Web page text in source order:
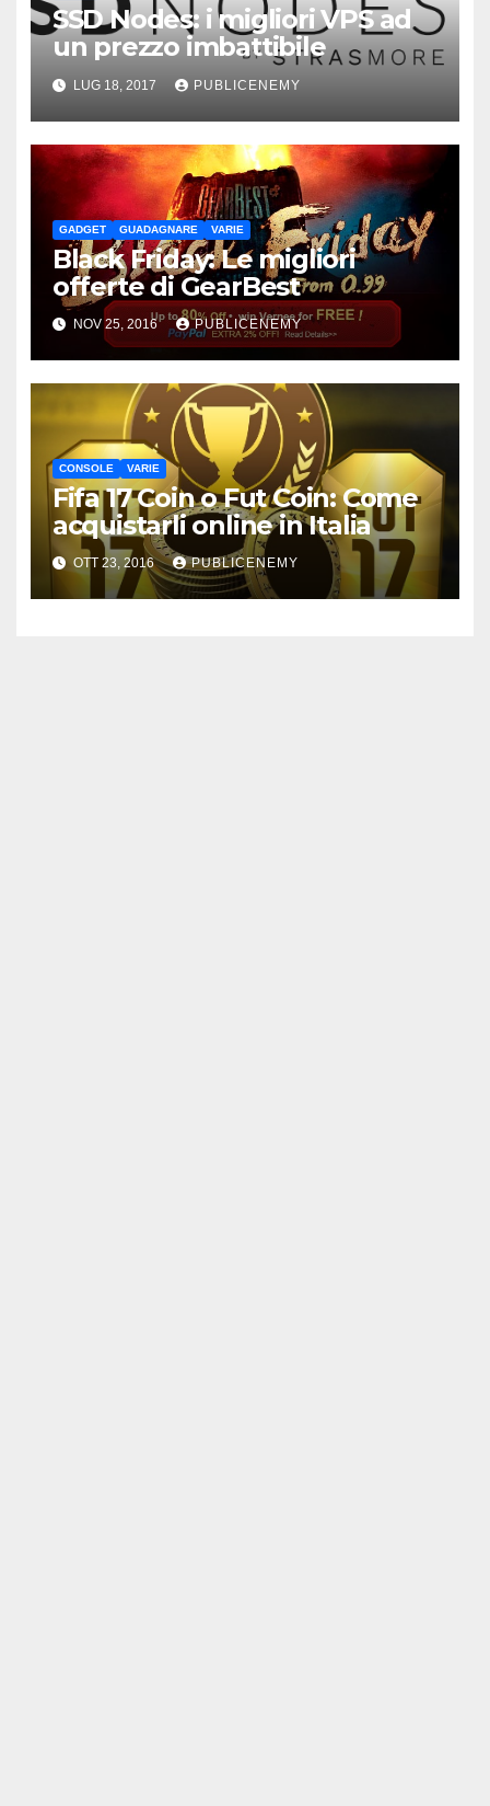
SSD Nodes: i migliori VPS ad
un prezzo imbattibile
LUG 18, 2017 PUBLICENEMY
GADGET GUADAGNARE VARIE
Black Friday: Le migliori
offerte di GearBest
NOV 25, 2016 PUBLICENEMY
CONSOLE VARIE
Fifa 17 Coin o Fut Coin: Come
acquistarli online in Italia
OTT 23, 2016 PUBLICENEMY